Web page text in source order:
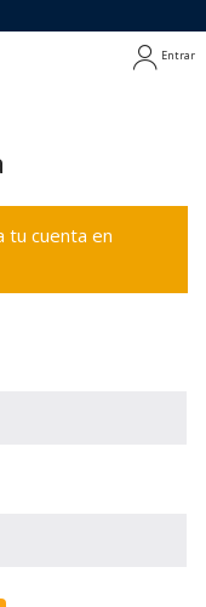
Entrar
tu cuenta en